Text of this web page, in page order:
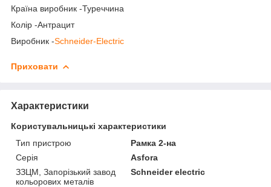
Країна виробник -Туреччина
Колір -Антрацит
Виробник -Schneider-Electric
Приховати
Характеристики
Користувальницькі характеристики
Тип пристрою
Рамка 2-на
Серія
Asfora
ЗЗЦМ, Запорізький завод
кольорових металів
Schneider electric